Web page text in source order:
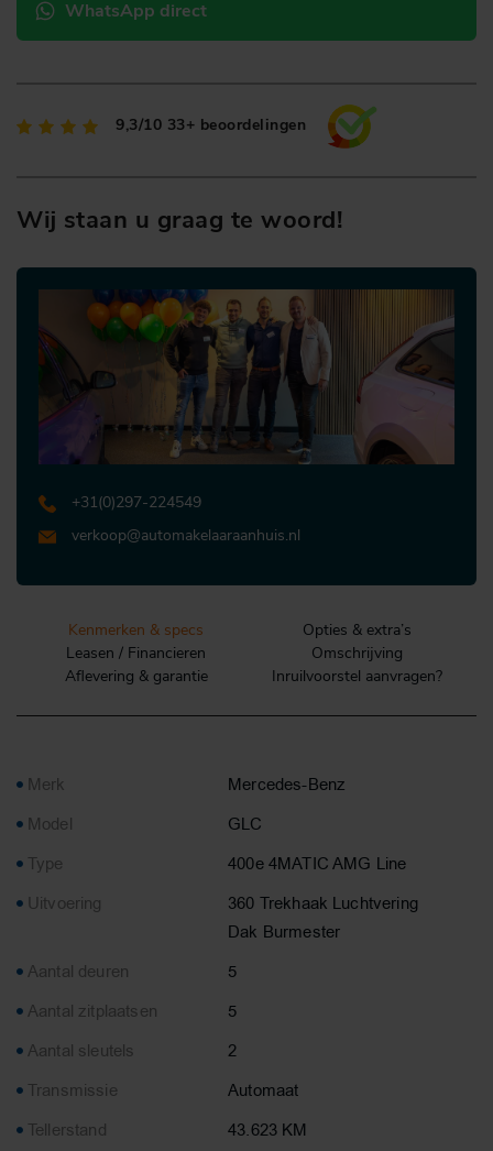
WhatsApp direct
9,3/10 33+ beoordelingen
Wij staan u graag te woord!
+31 (0)297-224549
verkoop@automakelaaraanhuis.nl
Kenmerken & specs
Opties & extra’s
Leasen / Financieren
Omschrijving
Aflevering & garantie
Inruilvoorstel aanvragen?
Merk
Mercedes-Benz
Model
GLC
Type
400e 4MATIC AMG Line
Uitvoering
360 Trekhaak Luchtvering
Dak Burmester
Aantal deuren
5
Aantal zitplaatsen
5
Aantal sleutels
2
Transmissie
Automaat
Tellerstand
43.623 KM